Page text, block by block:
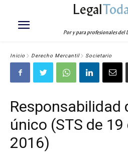
Legal
Por y para profesionales del
Inicio Derecho Mercantil Societario
Responsabilidad
único (STS de
2016)